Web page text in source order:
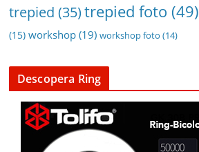
trepied (35)trepied foto (49)
(15) workshop (19) workshop foto (14)
Descopera Ring